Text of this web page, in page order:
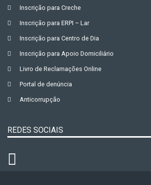
Inscrição para Creche
Inscrição para ERPI – Lar
Inscrição para Centro de Dia
Inscrição para Apoio Domiciliário
Livro de Reclamações Online
Portal de denúncia
Anticorrupção
REDES SOCIAIS